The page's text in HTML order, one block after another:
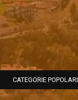
CATEGORIE POPOLARI